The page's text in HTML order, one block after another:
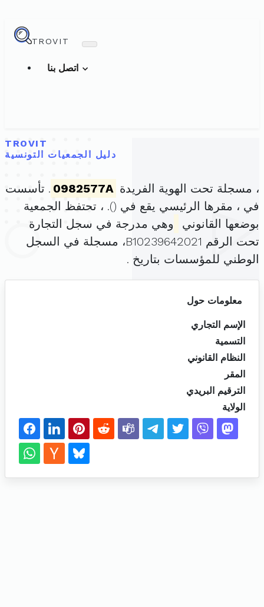
TROVIT
TROVIT
دليل الجمعيات التونسية
، مسجلة تحت الهوية الفريدة 0982577A . تأسست
في ، مقرها الرئيسي يقع في (). ، تحتفظ الجمعية
بوضعها القانوني
وهي مدرجة في سجل التجارة
تحت الرقم B10239642021، مسجلة في السجل
الوطني للمؤسسات بتاريخ .
معلومات حول
الإسم التجاري
التسمية
النظام القانوني
المقر
الترقيم البريدي
الولاية